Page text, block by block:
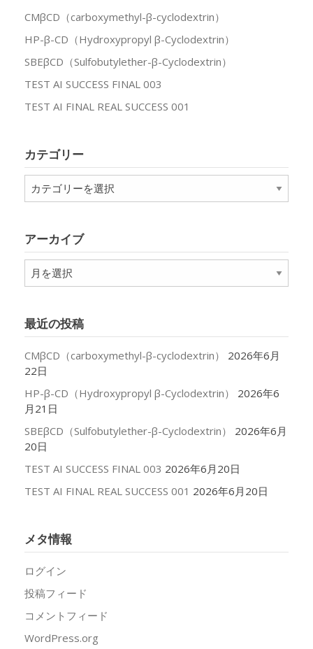
CMβCD（carboxymethyl-β-cyclodextrin）
HP-β-CD（Hydroxypropyl β-Cyclodextrin）
SBEβCD（Sulfobutylether-β-Cyclodextrin）
TEST AI SUCCESS FINAL 003
TEST AI FINAL REAL SUCCESS 001
カテゴリー
テ
ー
アーカイブ
ア
ー
ブ
最近の投稿
CMβCD（carboxymethyl-β-cyclodextrin）
2026年6月
22日
HP-β-CD（Hydroxypropyl β-Cyclodextrin）
2026年6
月21日
SBEβCD（Sulfobutylether-β-Cyclodextrin）
2026年6月
20日
TEST AI SUCCESS FINAL 003 2026年6月20日
TEST AI FINAL REAL SUCCESS 001 2026年6月20日
メタ情報
ログイン
投稿フィード
コメントフィード
WordPress.org